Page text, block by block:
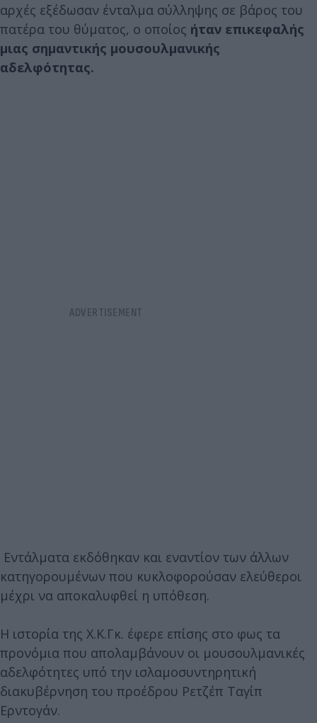
αρχές εξέδωσαν ένταλμα σύλληψης σε βάρος του
πατέρα του θύματος, ο οποίος ήταν επικεφαλής
μιας σημαντικής μουσουλμανικής
αδελφότητας.
Εντάλματα εκδόθηκαν και εναντίον των άλλων
κατηγορουμένων που κυκλοφορούσαν ελεύθεροι
μέχρι να αποκαλυφθεί η υπόθεση.
Η ιστορία της Χ.Κ.Γκ. έφερε επίσης στο φως τα
προνόμια που απολαμβάνουν οι μουσουλμανικές
αδελφότητες υπό την ισλαμοσυντηρητική
διακυβέρνηση του προέδρου Ρετζέπ Ταγίπ
Ερντογάν.